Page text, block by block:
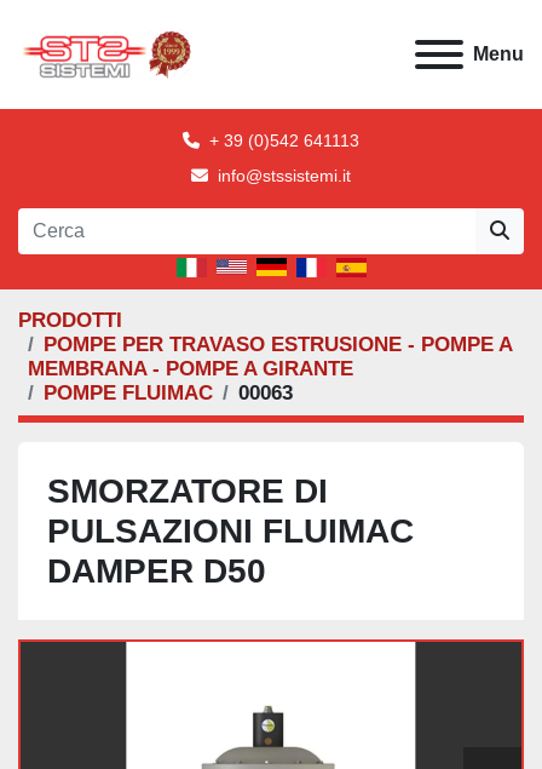
Menu
+ 39 (0)542 641113
info@stssistemi.it
PRODOTTI
POMPE PER TRAVASO ESTRUSIONE - POMPE A
MEMBRANA - POMPE A GIRANTE
POMPE FLUIMAC
00063
SMORZATORE DI
PULSAZIONI FLUIMAC
DAMPER D50